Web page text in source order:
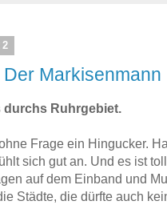
Markisenmann
Ruhrgebiet.
Frage ein Hingucker.
sich gut an. Und es ist
auf dem Einband und
Städte, die dürfte auch